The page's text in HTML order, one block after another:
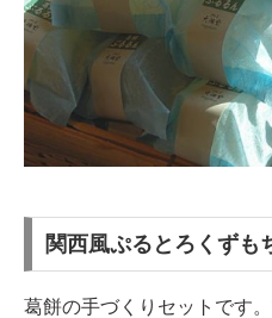
関西風ぷるとろくずも
葛餅の手づくりセットです